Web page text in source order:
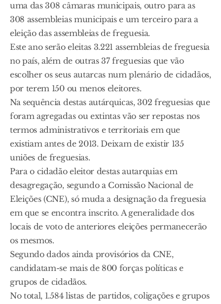
uma das 308 câmaras municipais, outro para as
308 assembleias municipais e um terceiro para a
eleição das assembleias de freguesia.
Este ano serão eleitas 3.221 assembleias de freguesia
no país, além de outras 37 freguesias que vão
escolher os seus autarcas num plenário de cidadãos,
por terem 150 ou menos eleitores.
Na sequência destas autárquicas, 302 freguesias que
foram agregadas ou extintas vão ser repostas nos
termos administrativos e territoriais em que
existiam antes de 2013. Deixam de existir 135
uniões de freguesias.
Para o cidadão eleitor destas autarquias em
desagregação, segundo a Comissão Nacional de
Eleições (CNE), só muda a designação da freguesia
em que se encontra inscrito. A generalidade dos
locais de voto de anteriores eleições permanecerão
os mesmos.
Segundo dados ainda provisórios da CNE,
candidatam-se mais de 800 forças políticas e
grupos de cidadãos.
No total, 1.584 listas de partidos, coligações e grupos